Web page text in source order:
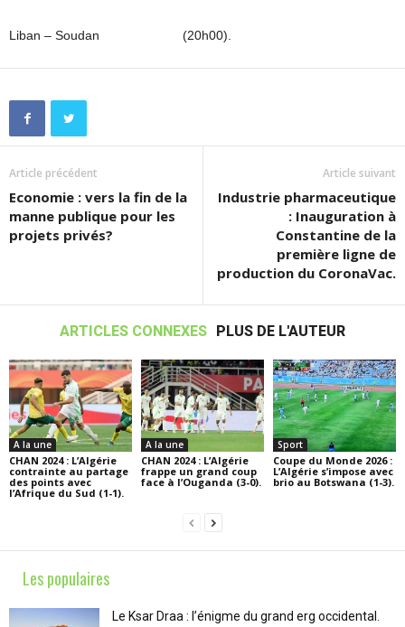
Liban – Soudan (20h00).
Article précédent
Economie : vers la fin de la
manne publique pour les
projets privés?
Article suivant
Industrie pharmaceutique
: Inauguration à
Constantine de la
première ligne de
production du CoronaVac.
ARTICLES CONNEXES PLUS DE L'AUTEUR
A la une
CHAN 2024 : L’Algérie
contrainte au partage
des points avec
l’Afrique du Sud (1-1).
A la une
CHAN 2024 : L’Algérie
frappe un grand coup
face à l’Ouganda (3-0).
Sport
Coupe du Monde 2026 :
L’Algérie s’impose avec
brio au Botswana (1-3).
Les populaires
Le Ksar Draa : l’énigme du grand erg occidental.